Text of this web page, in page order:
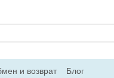
и возврат Блог